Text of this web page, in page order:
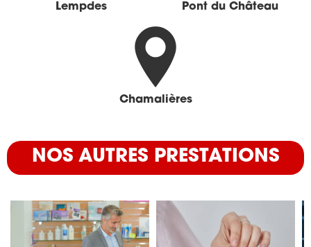
Lempdes Pont du Château
Chamalières
NOS AUTRES PRESTATIONS